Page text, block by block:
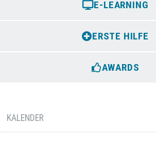
E-LEARNING
ERSTE HILFE
AWARDS
KALENDER